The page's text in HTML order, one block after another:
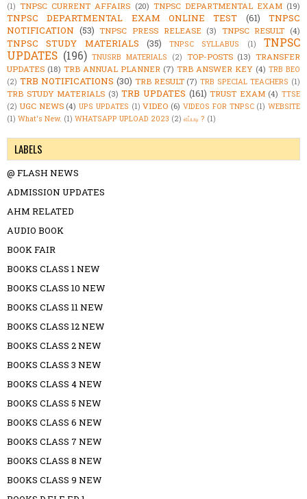
(1) TNPSC CURRENT AFFAIRS (20) TNPSC DEPARTMENTAL EXAM (19)
TNPSC DEPARTMENTAL EXAM ONLINE TEST (61)
TNPSC
NOTIFICATION (53) TNPSC PRESS RELEASE (3) TNPSC RESULT (4)
TNPSC STUDY MATERIALS (35) TNPSC SYLLABUS (1)
TNPSC
UPDATES (196) TNUSRB MATERIALS (2) TOP-POSTS (13) TRANSFER
UPDATES (18) TRB ANNUAL PLANNER (7) TRB ANSWER KEY (4) TRB BEO
(2) TRB NOTIFICATIONS (30) TRB RESULT (7) TRB SPECIAL TEACHERS (1)
TRB STUDY MATERIALS (3) TRB UPDATES (161) TRUST EXAM (4) TTSE
(2) UGC NEWS (4) UPS UPDATES (1) VIDEO (6) VIDEOS FOR TNPSC (1) WEBSITE
(1) What's New. (1) WHATSAPP UPLOAD 2023 (2) எப்படி ? (1)
LABELS
@ FLASH NEWS
ADMISSION UPDATES
AHM RELATED
AUDIO BOOK
BOOK FAIR
BOOKS CLASS 1 NEW
BOOKS CLASS 10 NEW
BOOKS CLASS 11 NEW
BOOKS CLASS 12 NEW
BOOKS CLASS 2 NEW
BOOKS CLASS 3 NEW
BOOKS CLASS 4 NEW
BOOKS CLASS 5 NEW
BOOKS CLASS 6 NEW
BOOKS CLASS 7 NEW
BOOKS CLASS 8 NEW
BOOKS CLASS 9 NEW